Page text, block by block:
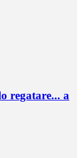
regatare... a